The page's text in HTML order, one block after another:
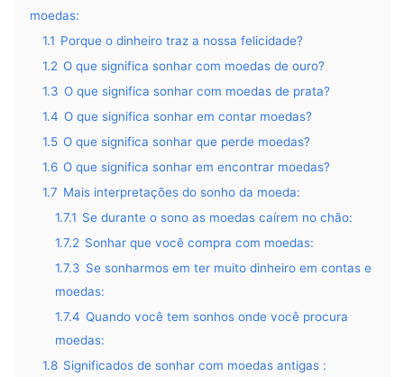
moedas:
1.1 Porque o dinheiro traz a nossa felicidade?
1.2 O que significa sonhar com moedas de ouro?
1.3 O que significa sonhar com moedas de prata?
1.4 O que significa sonhar em contar moedas?
1.5 O que significa sonhar que perde moedas?
1.6 O que significa sonhar em encontrar moedas?
1.7 Mais interpretações do sonho da moeda:
1.7.1 Se durante o sono as moedas caírem no chão:
1.7.2 Sonhar que você compra com moedas:
1.7.3 Se sonharmos em ter muito dinheiro em contas e
moedas:
1.7.4 Quando você tem sonhos onde você procura
moedas:
1.8 Significados de sonhar com moedas antigas :